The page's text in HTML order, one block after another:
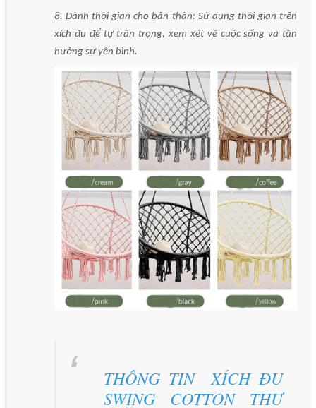
8. Dành thời gian cho bản thân: Sử dụng thời gian trên
xích đu để tự trân trọng, xem xét về cuộc sống và tận
hưởng sự yên bình.
THÔNG TIN
XÍCH ĐU
SWING COTTON THƯ